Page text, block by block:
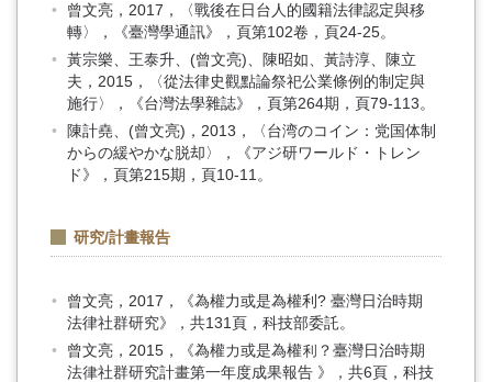
曾文亮，2017，〈戰後在日台人的國籍法律認定與移
轉〉，《臺灣學通訊》，頁第102卷，頁24-25。
黃宗樂、王泰升、(曾文亮)、陳昭如、黃詩淳、陳立
夫，2015，〈從法律史觀點論祭祀公業條例的制定與
施行〉，《台灣法學雜誌》，頁第264期，頁79-113。
陳計堯、(曾文亮)，2013，〈台湾のコイン：党国体制
からの緩やかな脱却〉，《アジ研ワールド・トレン
ド》，頁第215期，頁10-11。
研究/計畫報告
曾文亮，2017，《為權力或是為權利? 臺灣日治時期
法律社群研究》，共131頁，科技部委託。
曾文亮，2015，《為權力或是為權利？臺灣日治時期
法律社群研究計畫第一年度成果報告 》，共6頁，科技